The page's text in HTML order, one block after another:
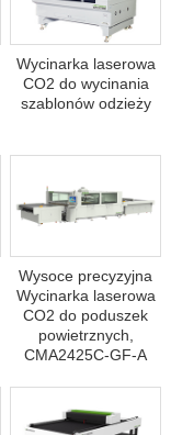
Wycinarka laserowa
CO2 do wycinania
szablonów odzieży
Wysoce precyzyjna
Wycinarka laserowa
CO2 do poduszek
powietrznych,
CMA2425C-GF-A